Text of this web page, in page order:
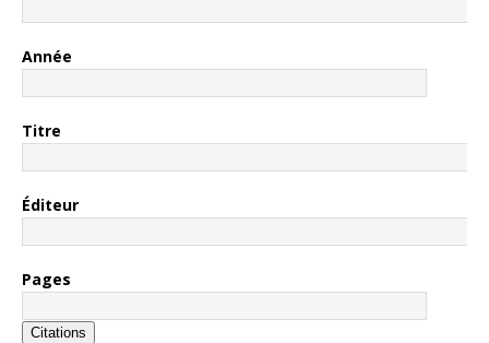
Année
Titre
Éditeur
Pages
Citations